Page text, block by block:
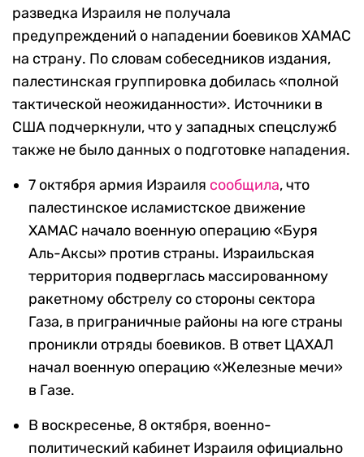
разведка Израиля не получала
предупреждений о нападении боевиков ХАМАС
на страну. По словам собеседников издания,
палестинская группировка добилась «полной
тактической неожиданности». Источники в
США подчеркнули, что у западных спецслужб
также не было данных о подготовке нападения.
7 октября армия Израиля сообщила, что
палестинское исламистское движение
ХАМАС начало военную операцию «Буря
Аль-Аксы» против страны. Израильская
территория подверглась массированному
ракетному обстрелу со стороны сектора
Газа, в приграничные районы на юге страны
проникли отряды боевиков. В ответ ЦАХАЛ
начал военную операцию «Железные мечи»
в Газе.
В воскресенье, 8 октября, военно-
политический кабинет Израиля официально